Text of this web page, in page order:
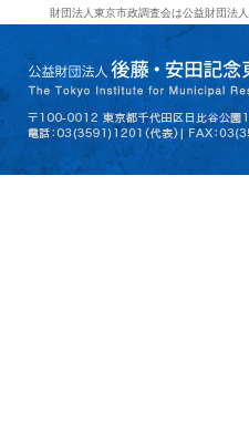
財団法人東京市政調査会は公益財団法